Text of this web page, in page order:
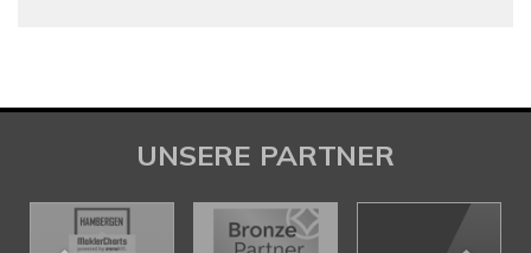
UNSERE PARTNER